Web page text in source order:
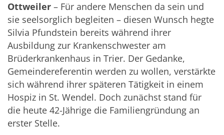
Ottweiler – Für andere Menschen da sein und
sie seelsorglich begleiten – diesen Wunsch hegte
Silvia Pfundstein bereits während ihrer
Ausbildung zur Krankenschwester am
Brüderkrankenhaus in Trier. Der Gedanke,
Gemeindereferentin werden zu wollen, verstärkte
sich während ihrer späteren Tätigkeit in einem
Hospiz in St. Wendel. Doch zunächst stand für
die heute 42-Jährige die Familiengründung an
erster Stelle.